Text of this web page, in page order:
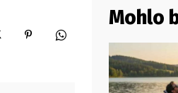
Mohlo